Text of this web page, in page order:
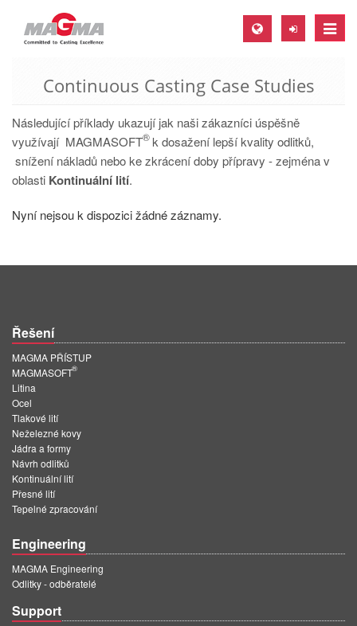
Toggle
MAGMA Europe, Germany
EN
CS
EN
MAGMA South-America, Brazil
PT
MAGMA Türkiye
EN
TR
MAGMA China
ZH
MAGMA India
EN
Continuous Casting Case Studies
Následující příklady ukazují jak naši zákazníci úspěšně
využívají MAGMASOFT
®k dosažení lepší kvality odlitků,
snížení nákladů nebo ke zkrácení doby přípravy - zejména v
oblasti Kontinuální lití.
Nyní nejsou k dispozici žádné záznamy.
Řešení
MAGMA PŘÍSTUP
MAGMASOFT
®
Litina
Ocel
Tlakové lití
Neželezné kovy
Jádra a formy
Návrh odlitků
Kontinuální lití
Přesné lití
Tepelné zpracování
Engineering
MAGMA Engineering
Odlitky - odběratelé
Support